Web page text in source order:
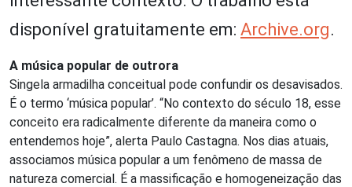
disponível gratuitamente em: Archive.org.
A música popular de outrora
Singela armadilha conceitual pode confundir os desavisados.
É o termo ‘música popular’. “No contexto do século 18, esse
conceito era radicalmente diferente da maneira como o
entendemos hoje”, alerta Paulo Castagna. Nos dias atuais,
associamos música popular a um fenômeno de massa de
natureza comercial. É a massificação e homogeneização das